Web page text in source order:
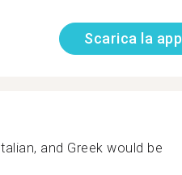
Scarica la app
and Greek would be